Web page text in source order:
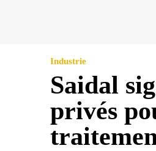
Industrie
Saidal
privés